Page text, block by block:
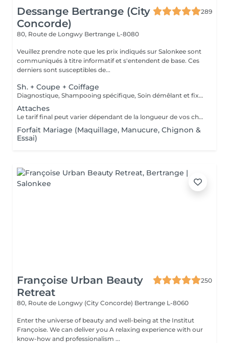
Dessange Bertrange (City
Concorde)
289
80, Route de Longwy Bertrange L-8080
Veuillez prendre note que les prix indiqués sur Salonkee sont
communiqués à titre informatif et s'entendent de base. Ces
derniers sont susceptibles de...
Sh. + Coupe + Coiffage
Diagnostique, Shampooing spécifique, Soin démêlant et fixation inclus. Veuillez prendre note que les prix indiqués sur Salonkee sont communiqués à titre informatif et s'entendent de base. Ces derniers sont susceptibles de varier selon le diagnostic réalisé à votre arrivée au salon et l'expertise du professionnel à qui vous confiez votre beauté. Dans tous les cas, un devis précis vous sera proposé et toutes réalisations de prestations seront effectuées avec votre accord.
Attaches
Le tarif final peut varier dépendant de la longueur de vos cheveux ainsi que des soins et produits utilisés.
Forfait Mariage (Maquillage, Manucure, Chignon &
Essai)
Françoise Urban Beauty
Retreat
250
80, Route de Longwy (City Concorde) Bertrange L-8060
Enter the universe of beauty and well-being at the Institut
Françoise. We can deliver you A relaxing experience with our
know-how and professionalism ...